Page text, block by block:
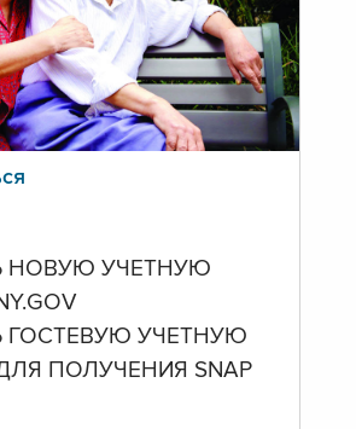
НОВУЮ УЧЕТНУЮ
ГОСТЕВУЮ УЧЕТНУЮ
ПОЛУЧЕНИЯ SNAP